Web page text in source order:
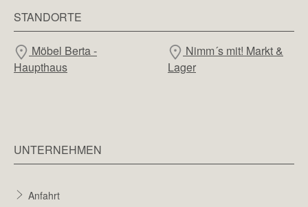
STANDORTE
Möbel Berta -
Haupthaus
Nimm´s mit! Markt &
Lager
UNTERNEHMEN
Anfahrt